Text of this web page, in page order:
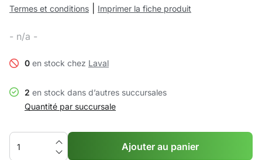
Termes et conditions Imprimer la fiche produit
- n/a -
0 en stock chez Laval
2 en stock dans d’autres succursales
Quantité par succursale
Ajouter au panier